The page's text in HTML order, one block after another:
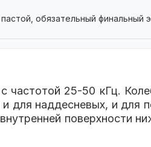
обязательный финальный
частотой 25-50 кГц.
для наддесневых, и для
поверхности